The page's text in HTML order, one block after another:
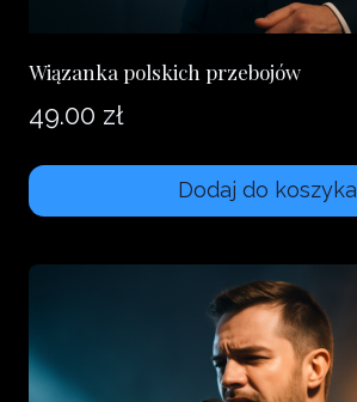
Wiązanka polskich przebojów
49.00 zł
Dodaj do koszyka